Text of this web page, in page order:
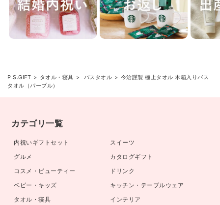
P.S.GIFT タオル・寝具 バスタオル
今治謹製 極上タオル 木箱入りバス
タオル（パープル）
カテゴリ一覧
内祝いギフトセット
スイーツ
グルメ
カタログギフト
コスメ・ビューティー
ドリンク
ベビー・キッズ
キッチン・テーブルウェア
タオル・寝具
インテリア